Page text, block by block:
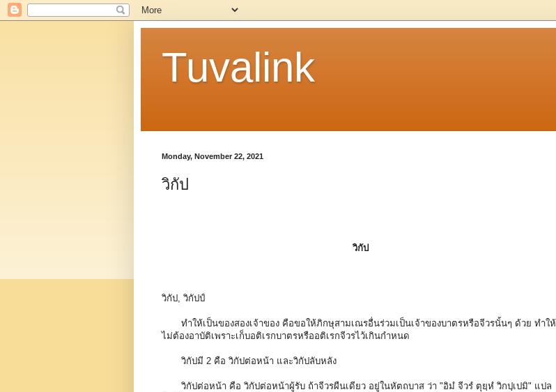
Tuvalink
Monday, November 22, 2021
วิกัป
วิกัป
วิกัป, วิกัปป์
ทำให้เป็นของสองเจ้าของ คือขอให้ภิกษุสามเณรอื่นร่วมเป็นเจ้าของบาตรหรือจีวรนั้นๆ ด้วย ทำให้
ไม่ต้องอาบัติเพราะเก็บอติเรกบาตรหรืออติเรกจีวรไว้เกินกำหนด
วิกัปมี 2 คือ วิกัปต่อหน้า และวิกัปลับหลัง
วิกัปต่อหน้า คือ วิกัปต่อหน้าผู้รับ ถ้าจีวรผืนเดียว อยู่ในหัตถบาส ว่า "อิมํ จีวรํ ตุยฺหํ วิกปฺเปมิ" แปล